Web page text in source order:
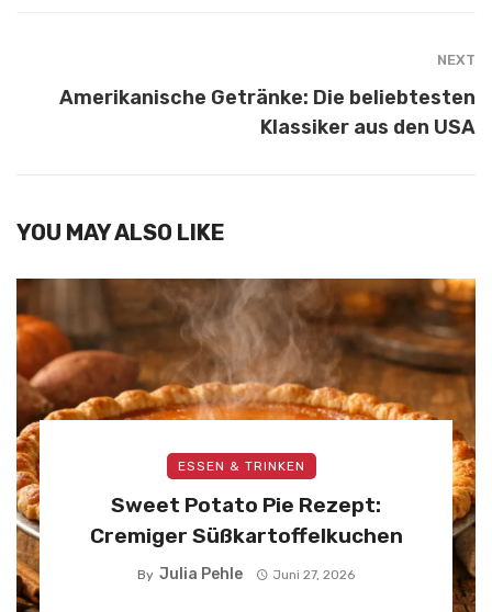
NEXT
Amerikanische Getränke: Die beliebtesten
Klassiker aus den USA
YOU MAY ALSO LIKE
ESSEN & TRINKEN
Sweet Potato Pie Rezept:
Cremiger Süßkartoffelkuchen
By Julia Pehle Juni 27, 2026